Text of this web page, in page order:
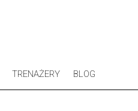
TRENAŻERY BLOG